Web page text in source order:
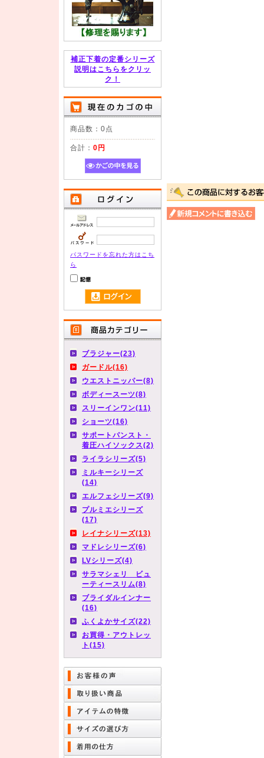
補正下着の定番シリーズ
説明はこちらをクリッ
ク！
商品数：0点
合計： 0円
パスワードを忘れた方はこち
ら
ブラジャー(23)
ガードル(16)
ウエストニッパー(8)
ボディースーツ(8)
スリーインワン(11)
ショーツ(16)
サポートパンスト・
着圧ハイソックス(2)
ライラシリーズ(5)
ミルキーシリーズ
(14)
エルフェシリーズ(9)
プルミエシリーズ
(17)
レイナシリーズ(13)
マドレシリーズ(6)
LVシリーズ(4)
サラマシェリ ビュ
ーティースリム(8)
ブライダルインナー
(16)
ふくよかサイズ(22)
お買得・アウトレッ
ト(15)